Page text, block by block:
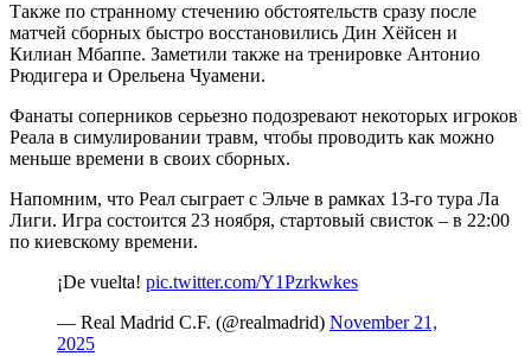
Также по странному стечению обстоятельств сразу после
матчей сборных быстро восстановились Дин Хёйсен и
Килиан Мбаппе. Заметили также на тренировке Антонио
Рюдигера и Орельена Чуамени.
Фанаты соперников серьезно подозревают некоторых игроков
Реала в симулировании травм, чтобы проводить как можно
меньше времени в своих сборных.
Напомним, что Реал сыграет с Эльче в рамках 13-го тура Ла
Лиги. Игра состоится 23 ноября, стартовый свисток – в 22:00
по киевскому времени.
¡De vuelta! pic.twitter.com/Y1Pzrkwkes
— Real Madrid C.F. (@realmadrid) November 21,
2025